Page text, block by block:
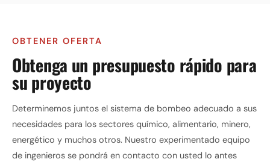
OBTENER OFERTA
Obtenga un presupuesto rápido para
su proyecto
Determinemos juntos el sistema de bombeo adecuado a sus
necesidades para los sectores químico, alimentario, minero,
energético y muchos otros. Nuestro experimentado equipo
de ingenieros se pondrá en contacto con usted lo antes